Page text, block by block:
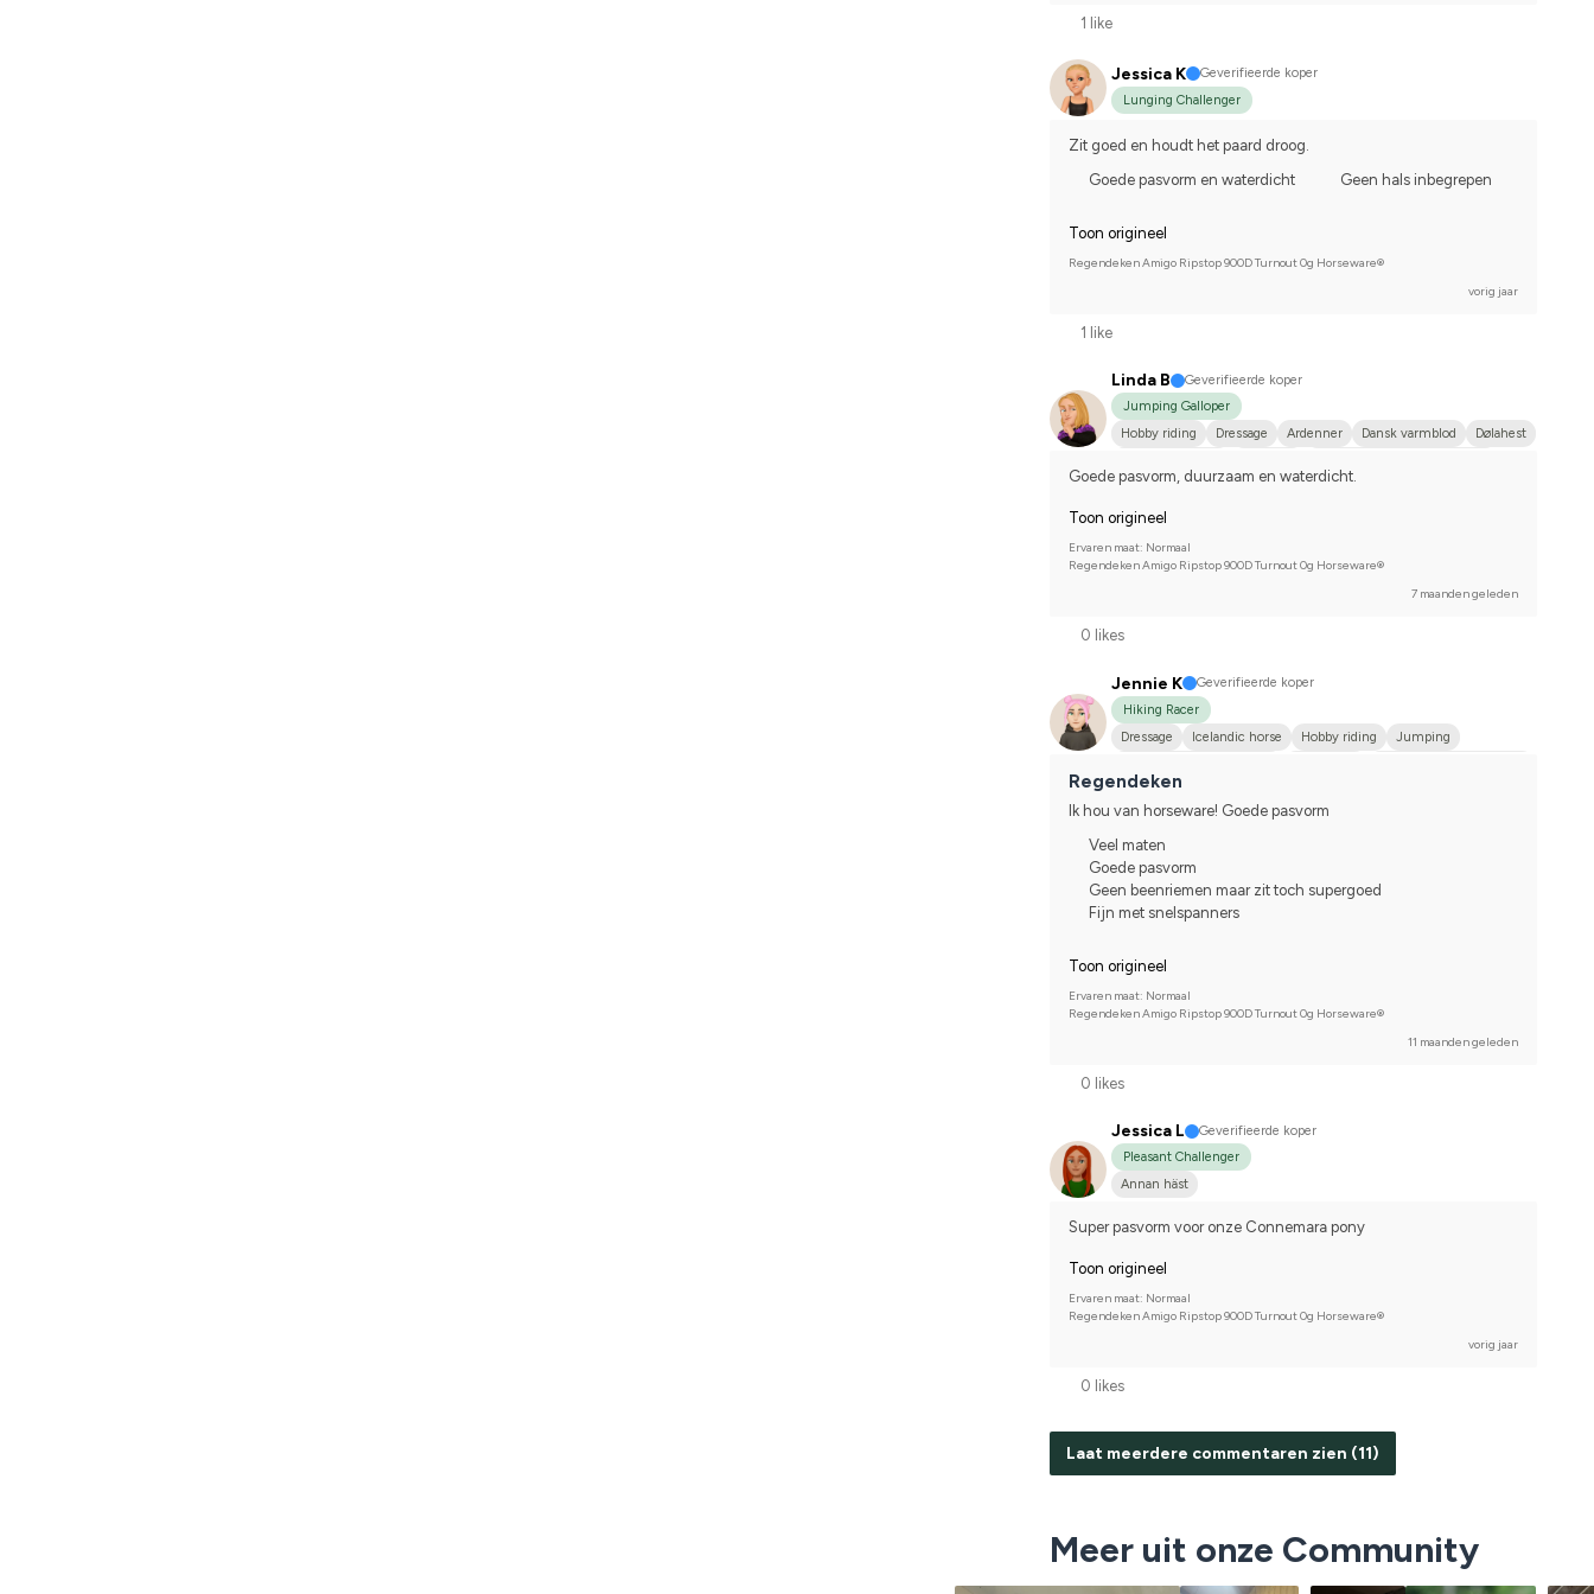
1 like
Jessica K
Geverifieerde koper
Lunging Challenger
Zit goed en houdt het paard droog.
Goede pasvorm en waterdicht
Geen hals inbegrepen
Toon origineel
Regendeken Amigo Ripstop 900D Turnout 0g Horseware®
vorig jaar
1 like
Linda B
Geverifieerde koper
Jumping Galloper
Hobby riding
Dressage Ardenner Dansk varmblod
Dølahest
Kallblodstravare
Varmblodstravare
Shetlandsponny
Goede pasvorm, duurzaam en waterdicht.
Toon origineel
Ervaren maat: Normaal
Regendeken Amigo Ripstop 900D Turnout 0g Horseware®
7 maanden geleden
0 likes
Jennie K
Geverifieerde koper
Hiking Racer
Dressage
Icelandic horse Hobby riding
Jumping
Regendeken
Ik hou van horseware! Goede pasvorm
Veel maten
Goede pasvorm
Geen beenriemen maar zit toch supergoed
Fijn met snelspanners
Toon origineel
Ervaren maat: Normaal
Regendeken Amigo Ripstop 900D Turnout 0g Horseware®
11 maanden geleden
0 likes
Jessica L
Geverifieerde koper
Pleasant Challenger
Annan häst
Super pasvorm voor onze Connemara pony
Toon origineel
Ervaren maat: Normaal
Regendeken Amigo Ripstop 900D Turnout 0g Horseware®
vorig jaar
0 likes
Laat meerdere commentaren zien (11)
Meer uit onze Community